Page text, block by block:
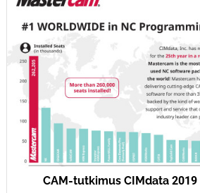
CAM-tutkimus CIMdata 2019